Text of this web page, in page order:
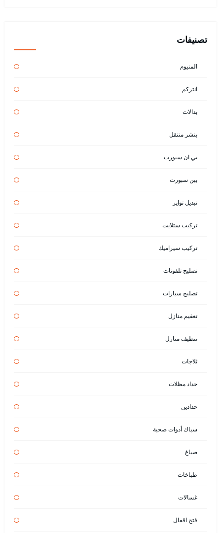
تصنيفات
المنيوم
انتركم
بدالات
بنشر متنقل
بي ان سبورت
بين سبورت
تبديل تواير
تركيب ستلايت
تركيب سيراميك
تصليح تلفونات
تصليح سيارات
تعقيم منازل
تنظيف منازل
ثلاجات
حداد مظلات
حدادين
سباك أدوات صحية
صباغ
طباخات
غسالات
فتح اقفال